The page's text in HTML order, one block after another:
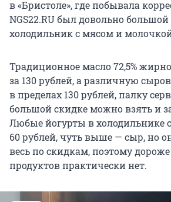
в «Бристоле», где побывала
NGS22.RU был довольно большой
холодильник с мясом и
Традиционное масло 72,5%
за 130 рублей, а различную
в пределах 130 рублей, палку
большой скидке можно взять и
Любые йогурты в холодильнике
60 рублей, чуть выше — сыр, но
весь по скидкам, поэтому
продуктов практически нет.